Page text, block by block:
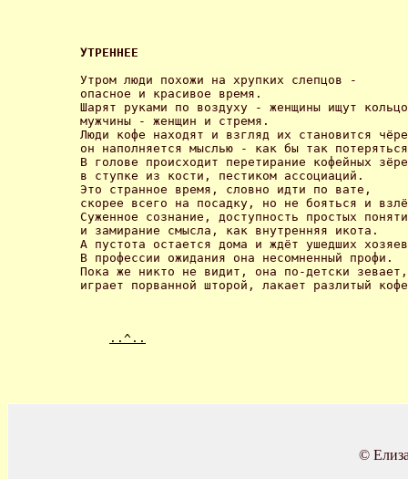
УТРЕННЕЕ
Утром люди похожи на хрупких слепцов -
опасное и красивое время.
Шарят руками по воздуху - женщины ищут
мужчины - женщин и стремя.
Люди кофе находят и взгляд их становится
он наполняется мыслью - как бы так
В голове происходит перетирание кофейных
в ступке из кости, пестиком ассоциаций.
Это странное время, словно идти по вате,
скорее всего на посадку, но не бояться и
Суженное сознание, доступность простых
и замирание смысла, как внутренняя икота.
А пустота остается дома и ждёт ушедших
В профессии ожидания она несомненный профи.
Пока же никто не видит, она по-детски зевает,
..^..
©